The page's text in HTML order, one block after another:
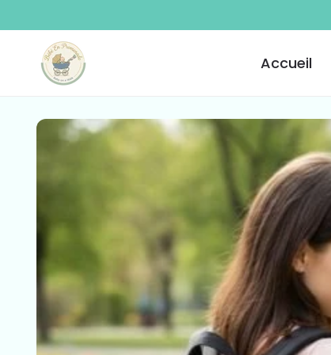
Accueil
PASSER AUX
INFORMATIONS